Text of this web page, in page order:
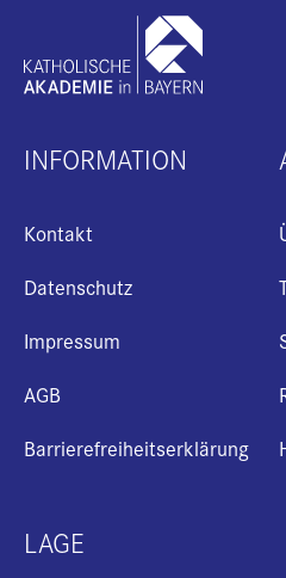
INFORMATION
Kontakt
Datenschutz
Impressum
AGB
Barrierefreiheitserklärung
LAGE